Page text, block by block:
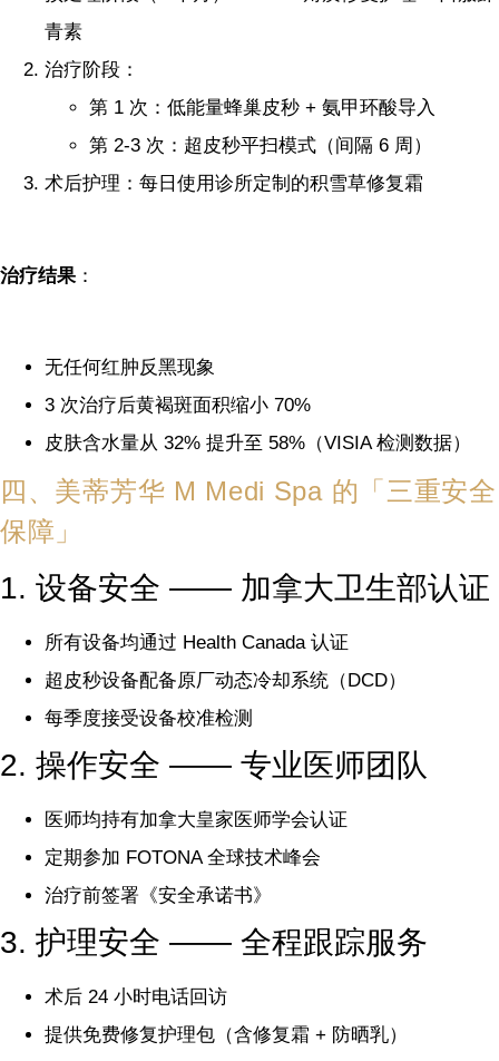
青素
治疗阶段：
第 1 次：低能量蜂巢皮秒 + 氨甲环酸导入
第 2-3 次：超皮秒平扫模式（间隔 6 周）
术后护理：每日使用诊所定制的积雪草修复霜
治疗结果 ：
无任何红肿反黑现象
3 次治疗后黄褐斑面积缩小 70%
皮肤含水量从 32% 提升至 58%（VISIA 检测数据）
四、美蒂芳华 M Medi Spa 的「三重安全
保障」
1. 设备安全 —— 加拿大卫生部认证
所有设备均通过 Health Canada 认证
超皮秒设备配备原厂动态冷却系统（DCD）
每季度接受设备校准检测
2. 操作安全 —— 专业医师团队
医师均持有加拿大皇家医师学会认证
定期参加 FOTONA 全球技术峰会
治疗前签署《安全承诺书》
3. 护理安全 —— 全程跟踪服务
术后 24 小时电话回访
提供免费修复护理包（含修复霜 + 防晒乳）